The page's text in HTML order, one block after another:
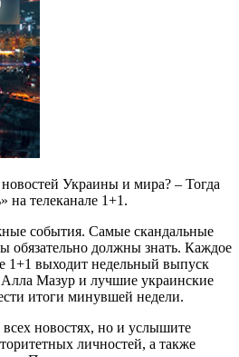
Украины и мира? – Тогда
телеканале 1+1.
события. Самые скандальные
обязательно должны знать. Каждое
1+1 выходит недельный выпуск
Мазур и лучшие украинские
итоги минувшей недели.
новостях, но и услышите
личностей, а также